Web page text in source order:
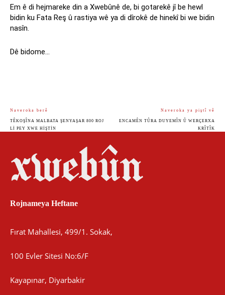
Em ê di hejmareke din a Xwebûnê de, bi gotarekê jî be hewl
bidin ku Fata Reş û rastiya wê ya di dîrokê de hinekî bi we bidin
nasîn.
Dê bidome…
Naveroka berê
TÊKOŞÎNA MALBATA ŞENYAŞAR 800 ROJ
LI PEY XWE HIŞTIN
Naveroka ya piştî vê
ENCAMÊN TÛRA DUYEMÎN Û WERÇERXA
KRÎTÎK
Rojnameya Heftane
Fırat Mahallesi, 499/1. Sokak,
100 Evler Sitesi No:6/F
Kayapınar, Diyarbakir